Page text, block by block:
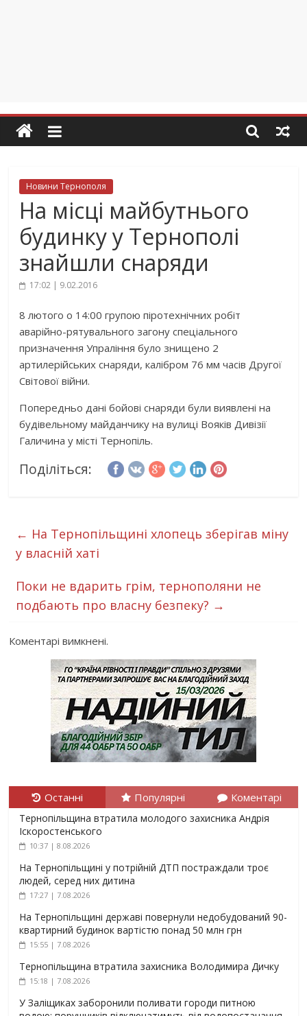
Новини Тернополя
На місці майбутнього
будинку у Тернополі
знайшли снаряди
17:02 | 9.02.2016
8 лютого о 14:00 групою піротехнічних робіт
аварійно-рятувального загону спеціального
призначення Упраління було знищено 2
артилерійських снаряди, калібром 76 мм часів Другої
Світової війни.
Попередньо дані бойові снаряди були виявлені на
будівельному майданчику на вулиці Вояків Дивізії
Галичина у місті Тернопіль.
Поділіться:
← На Тернопільщині хлопець зберігав міну
у власній хаті
Поки не вдарить грім, тернополяни не
подбають про власну безпеку? →
Коментарі вимкнені.
Останні Популярні Коментарі
Тернопільщина втратила молодого захисника Андрія
Іскоростенського
10:37 | 8.08.2026
На Тернопільщині у потрійній ДТП постраждали троє
людей, серед них дитина
17:27 | 7.08.2026
На Тернопільщині державі повернули недобудований 90-
квартирний будинок вартістю понад 50 млн грн
15:55 | 7.08.2026
Тернопільщина втратила захисника Володимира Дичку
15:18 | 7.08.2026
У Заліщиках заборонили поливати городи питною